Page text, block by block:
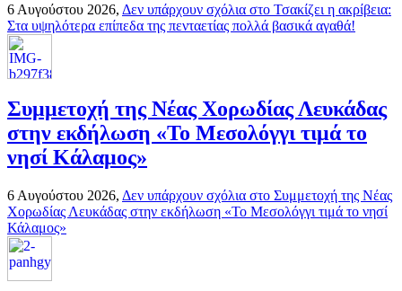
6 Αυγούστου 2026, Δεν υπάρχουν σχόλια στο Τσακίζει η ακρίβεια:
Στα υψηλότερα επίπεδα της πενταετίας πολλά βασικά αγαθά!
Συμμετοχή της Νέας Χορωδίας Λευκάδας
στην εκδήλωση «Το Μεσολόγγι τιμά το
νησί Κάλαμος»
6 Αυγούστου 2026, Δεν υπάρχουν σχόλια στο Συμμετοχή της Νέας
Χορωδίας Λευκάδας στην εκδήλωση «Το Μεσολόγγι τιμά το νησί
Κάλαμος»